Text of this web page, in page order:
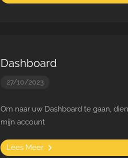
Dashboard
27/10/2023
Om naar uw Dashboard te gaan,
mijn account
Lees Meer